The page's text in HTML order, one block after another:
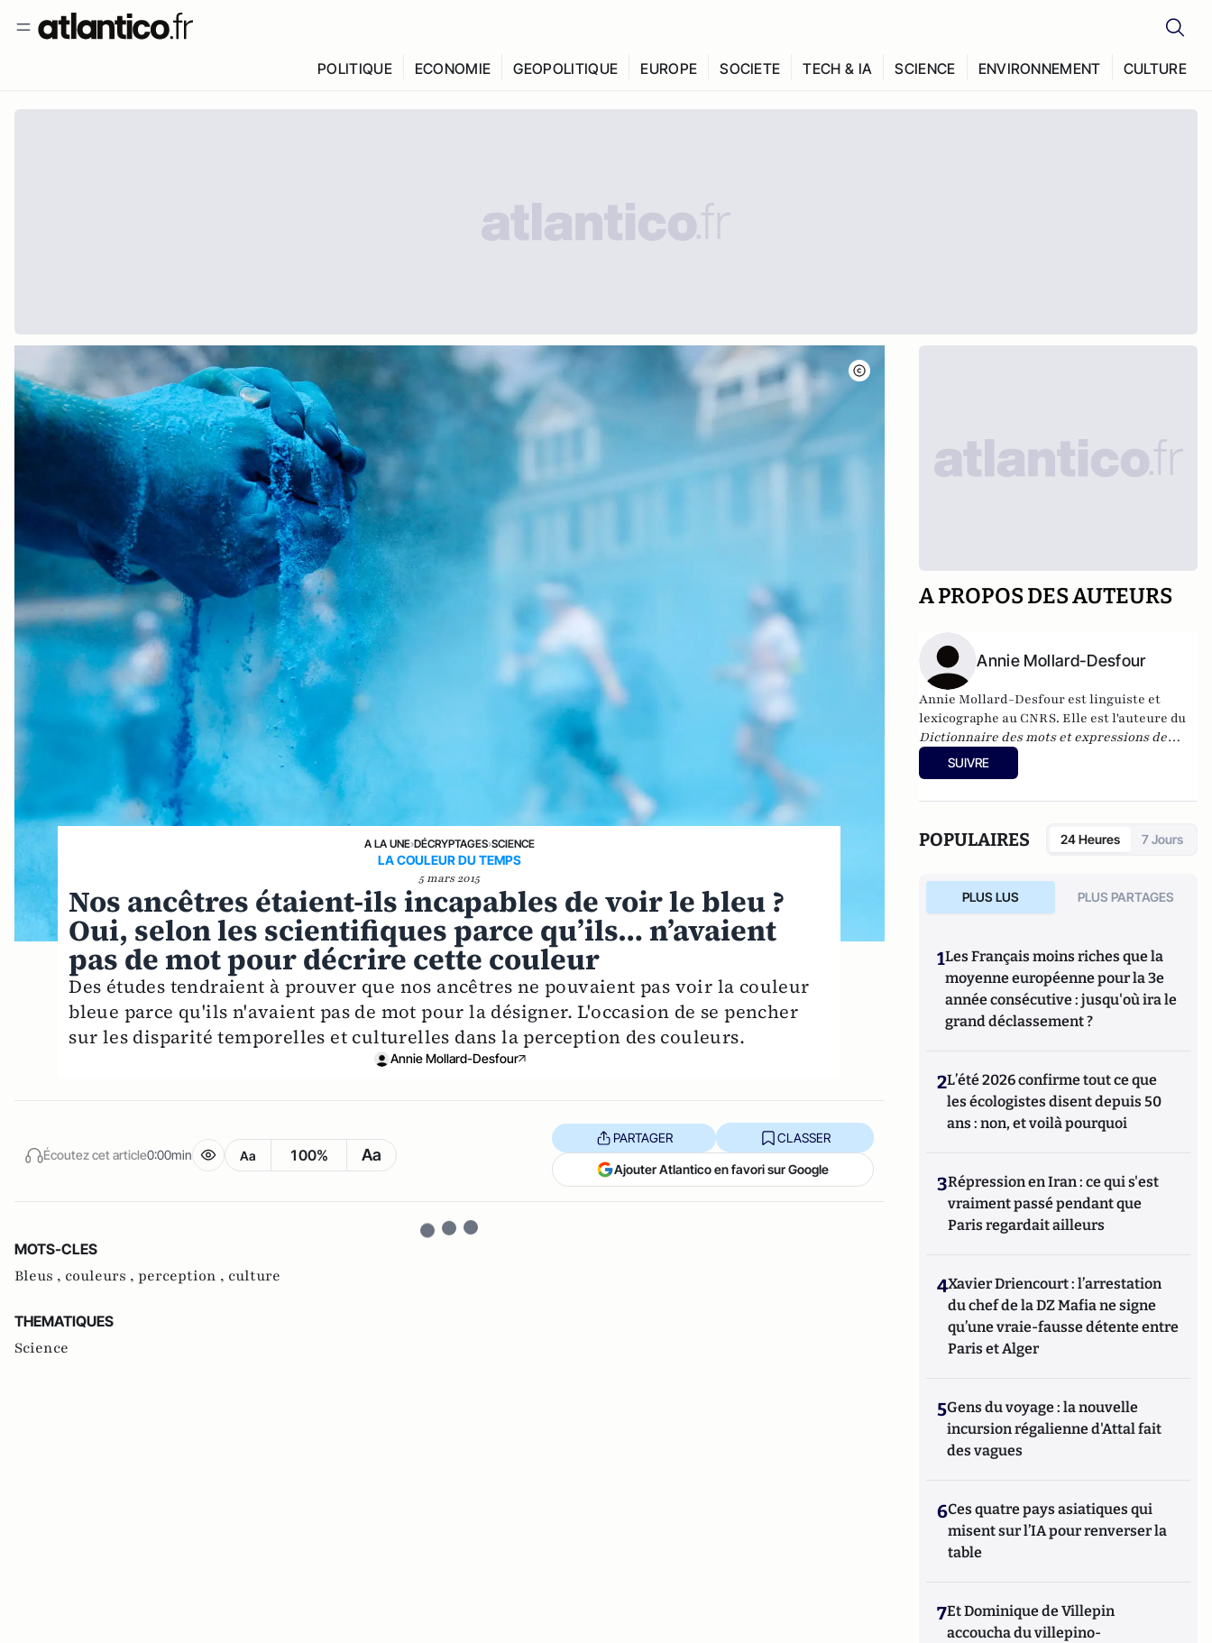
POLITIQUE ECONOMIE GEOPOLITIQUE EUROPE SOCIETE TECH & IA SCIENCE ENVIRONNEMENT CULTURE
A LA UNE›DÉCRYPTAGES›SCIENCE
LA COULEUR DU TEMPS
5 mars 2015
Nos ancêtres étaient-ils incapables de voir le bleu ?
Oui, selon les scientifiques parce qu’ils… n’avaient
pas de mot pour décrire cette couleur
Des études tendraient à prouver que nos ancêtres ne pouvaient pas voir la couleur
bleue parce qu'ils n'avaient pas de mot pour la désigner. L'occasion de se pencher
sur les disparité temporelles et culturelles dans la perception des couleurs.
Annie Mollard-Desfour
Écoutez cet article0:00min Aa 100% Aa
PARTAGER CLASSER
Ajouter Atlantico en favori sur Google
MOTS-CLES
Bleus , couleurs , perception , culture
THEMATIQUES
Science
A PROPOS DES AUTEURS
Annie Mollard-Desfour
Annie Mollard-Desfour est linguiste et
lexicographe au CNRS. Elle est l'auteure du
Dictionnaire des mots et expressions de
couleur - Le Bleu
éditions). Elle envisage
SUIVRE
POPULAIRES 24 Heures 7 Jours
PLUS LUS PLUS PARTAGES
1Les Français moins riches que la
moyenne européenne pour la 3e
année consécutive : jusqu'où ira le
grand déclassement ?
2L’été 2026 confirme tout ce que
les écologistes disent depuis 50
ans : non, et voilà pourquoi
3Répression en Iran : ce qui s'est
vraiment passé pendant que
Paris regardait ailleurs
4Xavier Driencourt : l’arrestation
du chef de la DZ Mafia ne signe
qu’une vraie-fausse détente entre
Paris et Alger
5Gens du voyage : la nouvelle
incursion régalienne d'Attal fait
des vagues
6Ces quatre pays asiatiques qui
misent sur l’IA pour renverser la
table
7Et Dominique de Villepin
accoucha du villepino-